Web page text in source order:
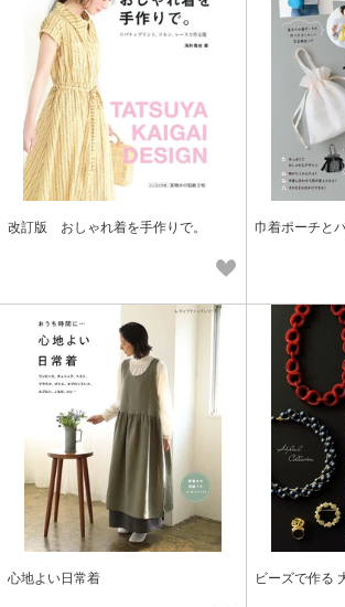
改訂版 おしゃれ着を手作りで。 巾着ポーチと
心地よい日常着 ビーズで作る